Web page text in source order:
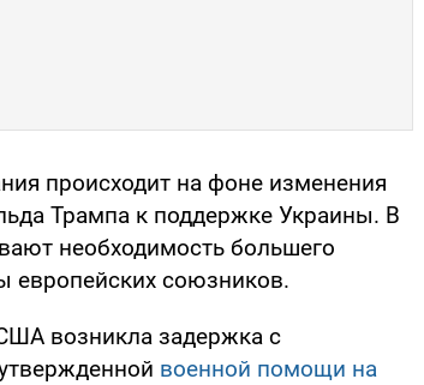
происходит на фоне изменения
Трампа к поддержке Украины. В
необходимость большего
европейских союзников.
возникла задержка с
военной помощи на